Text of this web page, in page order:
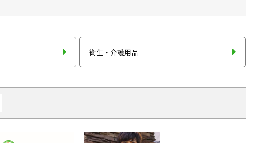
衛生・介護用品